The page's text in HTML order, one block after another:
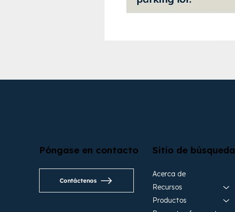
Sitio de búsqueda
Acerca de
Recursos
Productos
Póngase en contacto
Contáctenos